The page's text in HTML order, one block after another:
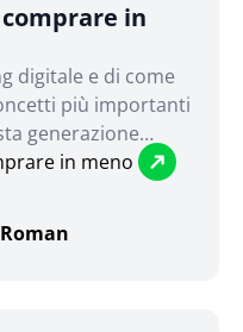
comprare in
digitale e di come
più importanti
generazione
in tempi